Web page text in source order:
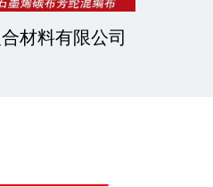
精密制造有限